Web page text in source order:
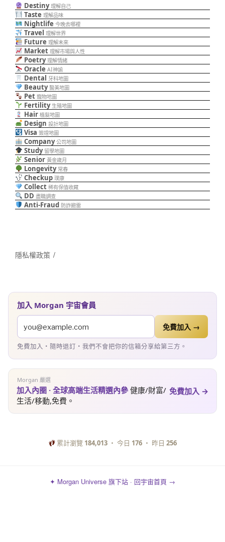
Destiny 理解自己
Taste 理解品味
Nightlife 今晚去哪裡
Travel 理解世界
Future 理解未來
Market 理解市場與人性
Poetry 理解情緒
Oracle AI神諭
Dental 牙科地圖
Beauty 醫美地圖
Pet 寵物地圖
Fertility 生殖地圖
Hair 植髮地圖
Design 設計地圖
Visa 簽證地圖
Company 公司地圖
Study 留學地圖
Senior 黃金歲月
Longevity 常春
Checkup 璞康
Collect 稀有保值收藏
DD 盡職調查
Anti-Fraud 防詐避雷
隱私權政策
加入 Morgan 宇宙會員
免費加入 →
免費加入・隨時退訂・我們不會把你的信箱分享給第三方。
Morgan 嚴選
加入內圈 · 全球高端生活精選內參健康/財富/
生活/移動,免費。
免費加入 →
累計瀏覽 184,013 ・ 今日 176 ・ 昨日256
✦ Morgan Universe 旗下站 · 回宇宙首頁 →